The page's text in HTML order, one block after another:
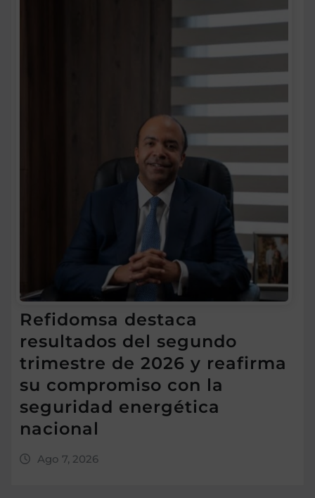
Refidomsa destaca
resultados del segundo
trimestre de 2026 y reafirma
su compromiso con la
seguridad energética
nacional
Ago 7, 2026